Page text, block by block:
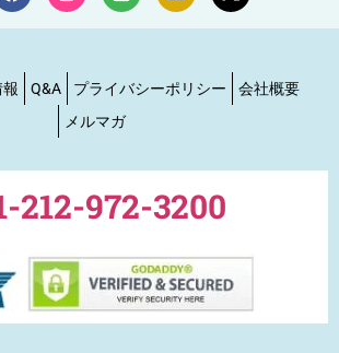
Q&A プライバシーポリシー
会社概要
メルマガ
212-972-3200